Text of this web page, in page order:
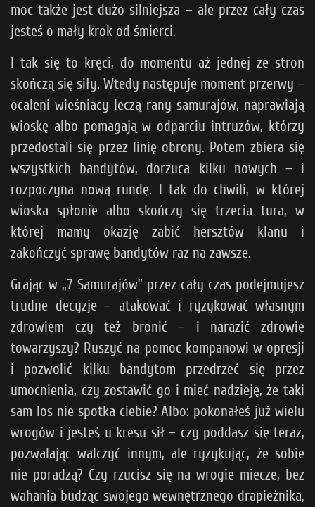
moc także jest dużo silniejsza – ale przez cały czas
jesteś o mały krok od śmierci.
I tak się to kręci, do momentu aż jednej ze stron
skończą się siły. Wtedy następuje moment przerwy –
ocaleni wieśniacy leczą rany samurajów, naprawiają
wioskę albo pomagają w odparciu intruzów, którzy
przedostali się przez linię obrony. Potem zbiera się
wszystkich bandytów, dorzuca kilku nowych – i
rozpoczyna nową rundę. I tak do chwili, w której
wioska spłonie albo skończy się trzecia tura, w
której mamy okazję zabić hersztów klanu i
zakończyć sprawę bandytów raz na zawsze.
Grając w „7 Samurajów” przez cały czas podejmujesz
trudne decyzje – atakować i ryzykować własnym
zdrowiem czy też bronić – i narazić zdrowie
towarzyszy? Ruszyć na pomoc kompanowi w opresji
i pozwolić kilku bandytom przedrzeć się przez
umocnienia, czy zostawić go i mieć nadzieję, że taki
sam los nie spotka ciebie? Albo: pokonałeś już wielu
wrogów i jesteś u kresu sił – czy poddasz się teraz,
pozwalając walczyć innym, ale ryzykując, że sobie
nie poradzą? Czy rzucisz się na wrogie miecze, bez
wahania budząc swojego wewnętrznego drapieżnika,